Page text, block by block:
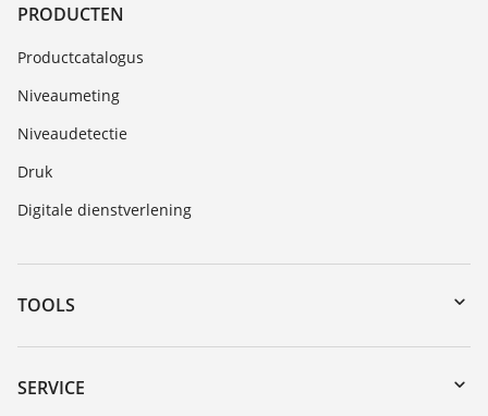
PRODUCTEN
Productcatalogus
Niveaumeting
Niveaudetectie
Druk
Digitale dienstverlening
TOOLS
myVEGA
Downloads
SERVICE